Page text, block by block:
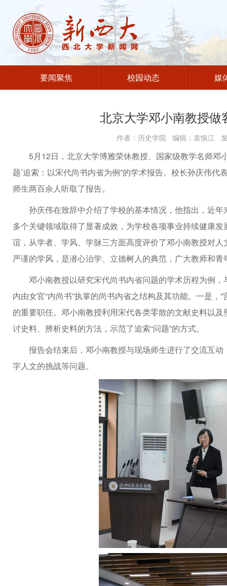
要闻聚焦 校园动态 媒
北京大学邓小南教授做
作者：历史学院 编辑：袁慎江
5月12日，北京大学博雅荣休教授、国家级教学名师邓
题’追索：以宋代尚书内省为例”的学术报告。校长孙庆伟
师生两百余人听取了报告。
孙庆伟在致辞中介绍了学校的基本情况，他指出，近
多个关键领域取得了显著成效，为学校各项事业持续健康
谊，从学者、学风、学脉三方面高度评价了邓小南教授对
严谨的学风，是潜心治学、立德树人的典范，广大教师和
邓小南教授以研究宋代尚书内省问题的学术历程为例
内由女官“内尚书”执掌的尚书内省之结构及其功能。一是
的重要职任。邓小南教授利用宋代各类零散的文献史料以
讨史料、辨析史料的方法，示范了追索“问题”的方式。
报告会结束后，邓小南教授与现场师生进行了交流互
字人文的挑战等问题。